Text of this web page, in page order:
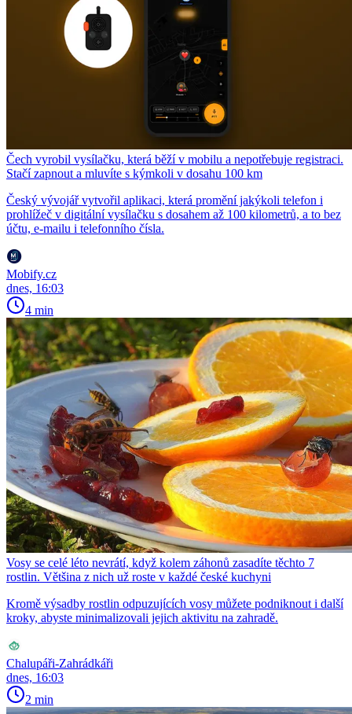
Čech vyrobil vysílačku, která běží v mobilu a nepotřebuje registraci.
Stačí zapnout a mluvíte s kýmkoli v dosahu 100 km
Český vývojář vytvořil aplikaci, která promění jakýkoli telefon i
prohlížeč v digitální vysílačku s dosahem až 100 kilometrů, a to bez
účtu, e-mailu i telefonního čísla.
Mobify.cz
dnes, 16:03
4 min
Vosy se celé léto nevrátí, když kolem záhonů zasadíte těchto 7
rostlin. Většina z nich už roste v každé české kuchyni
Kromě výsadby rostlin odpuzujících vosy můžete podniknout i další
kroky, abyste minimalizovali jejich aktivitu na zahradě.
Chalupáři-Zahrádkáři
dnes, 16:03
2 min